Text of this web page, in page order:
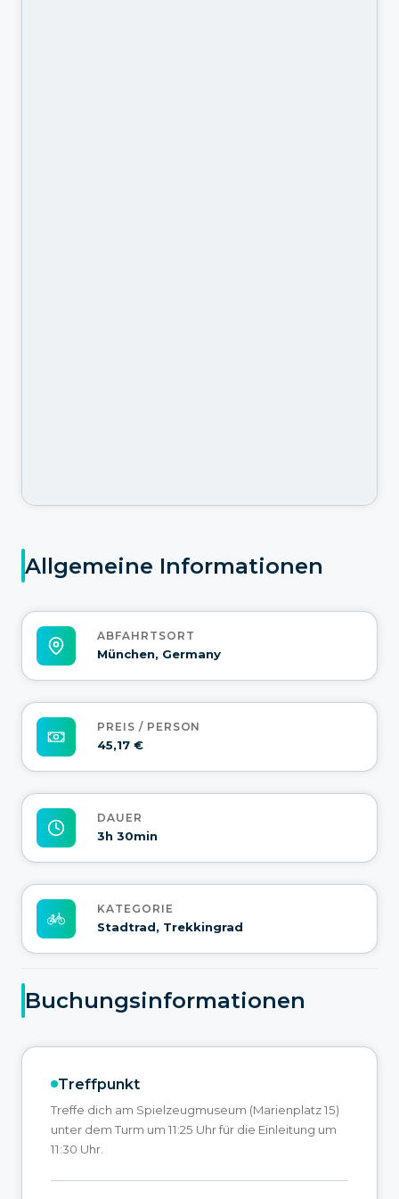
Allgemeine Informationen
ABFAHRTSORT
München, Germany
PREIS / PERSON
45,17 €
DAUER
3h 30min
KATEGORIE
Stadtrad, Trekkingrad
Buchungsinformationen
Treffpunkt
Treffe dich am Spielzeugmuseum (Marienplatz 15)
unter dem Turm um 11:25 Uhr für die Einleitung um
11:30 Uhr.